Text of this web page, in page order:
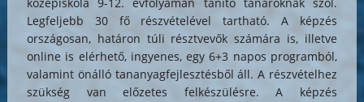
Legfeljebb 30 fő részvételével tartható. A képzés
országosan, határon túli résztvevők számára is, illetve
online is elérhető, ingyenes, egy 6+3 napos programból,
valamint önálló tananyagfejlesztésből áll. A részvételhez
szükség van előzetes felkészülésre. A képzés